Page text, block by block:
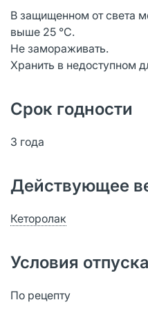
В защищенном от света
выше 25 °С.
Не замораживать.
Хранить в недоступном
Срок годности
3 года
Действующее
Кеторолак
Условия
По рецепту